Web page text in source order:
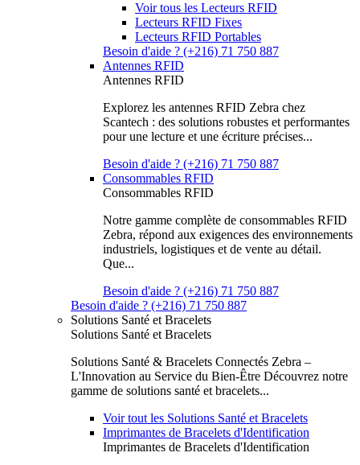
Voir tous les Lecteurs RFID
Lecteurs RFID Fixes
Lecteurs RFID Portables
Besoin d'aide ? (+216) 71 750 887
Antennes RFID
Antennes RFID
Explorez les antennes RFID Zebra chez
Scantech : des solutions robustes et performantes
pour une lecture et une écriture précises...
Besoin d'aide ? (+216) 71 750 887
Consommables RFID
Consommables RFID
Notre gamme complète de consommables RFID
Zebra, répond aux exigences des environnements
industriels, logistiques et de vente au détail.
Que...
Besoin d'aide ? (+216) 71 750 887
Besoin d'aide ? (+216) 71 750 887
Solutions Santé et Bracelets
Solutions Santé et Bracelets
Solutions Santé & Bracelets Connectés Zebra –
L'Innovation au Service du Bien-Être Découvrez notre
gamme de solutions santé et bracelets...
Voir tout les Solutions Santé et Bracelets
Imprimantes de Bracelets d'Identification
Imprimantes de Bracelets d'Identification